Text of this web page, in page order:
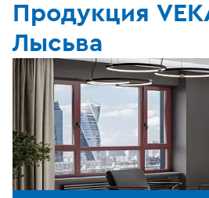
Продукция
Лысьва